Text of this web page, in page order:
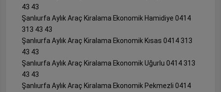
43 43
Şanlıurfa Aylık Araç Kiralama Ekonomik Hamidiye 0414
313 43 43
Şanlıurfa Aylık Araç Kiralama Ekonomik Kısas 0414 313
43 43
Şanlıurfa Aylık Araç Kiralama Ekonomik Uğurlu 0414 313
43 43
Şanlıurfa Aylık Araç Kiralama Ekonomik Pekmezli 0414